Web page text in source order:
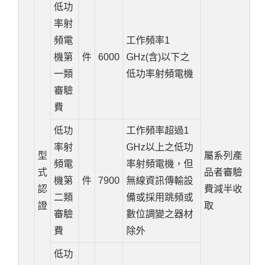
型
式
認
證
低功
率射
頻電
機第
一類
審驗
費
件 6000
工作頻率1
GHz(含)以下之
低功率射頻電機
屬系列產
品者審驗
費減半收
取
低功
率射
頻電
機第
二類
審驗
費
件 7900
工作頻率超過1
GHz以上之低功
率射頻電機，但
無線資訊傳輸設
備或採用跳頻或
數位調變之器材
除外
低功